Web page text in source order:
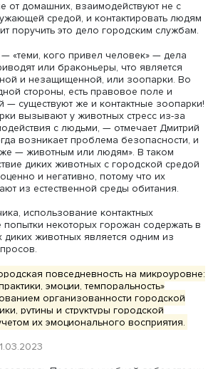
курса ОП «Социология» Дмитрий
рассмотреть взаимодействие
на примере двух групп: «те, кто
и «те, кого привел человек».
группы попадают в город по
голод, нужда или природные
медведи, зубры, волки, не
среде. Присутствие таких
и они часто попадают под колеса
Другая часть этой же группы — лисы,
лучше. Их манит обилие
Дмитрий Никифоренко отметил, что
от домашних, взаимодействуют не
средой, и контактировать
поручить это дело городским
— «теми, кого привел человек» —